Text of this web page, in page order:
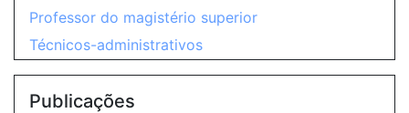
Professor do magistério superior
Técnicos-administrativos
Publicações